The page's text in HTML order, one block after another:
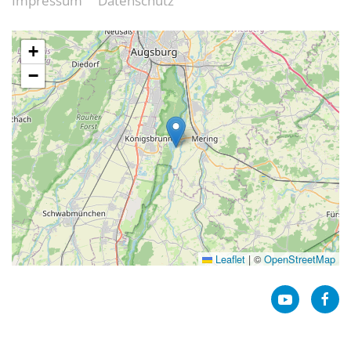
+
−
Leaflet | © OpenStreetMap